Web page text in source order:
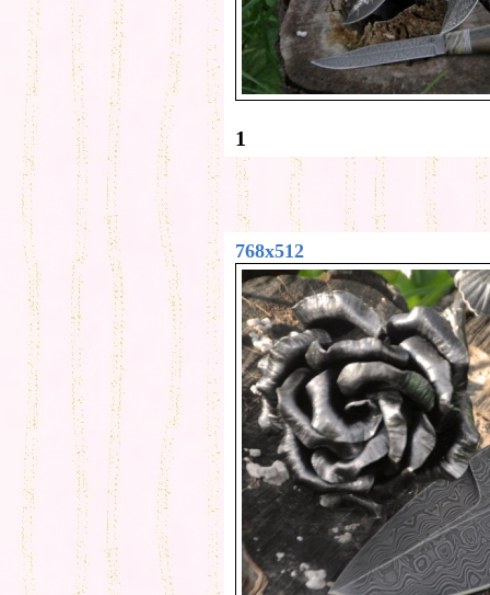
1
768x512